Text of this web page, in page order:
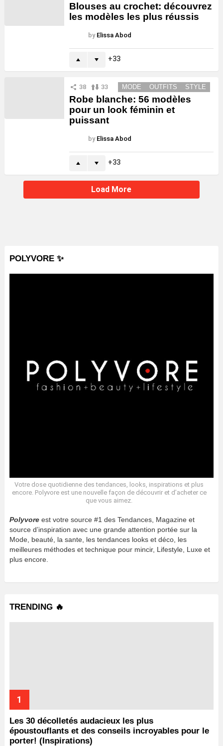
Blouses au crochet: découvrez
les modèles les plus réussis
by Elissa Abod
33
38 33 MODE OUTFITS STYLE
Robe blanche: 56 modèles
pour un look féminin et
puissant
by Elissa Abod
33
Load More
POLYVORE ✨
Votre dose quotidienne des tendances, looks, inspirations et plus
encore. Polyvore est une nouvelle façon de découvrir et d’acheter ce
que vous aimez.
Polyvore est votre source #1 des Tendances, Magazine et
source d’inspiration avec une grande attention portée sur la
Mode, beauté, la sante, les tendances looks et déco, les
meilleures méthodes et technique pour mincir, Lifestyle, Luxe et
plus encore.
TRENDING 🔥
Les 30 décolletés audacieux les plus
époustouflants et des conseils incroyables pour le
porter! (Inspirations)